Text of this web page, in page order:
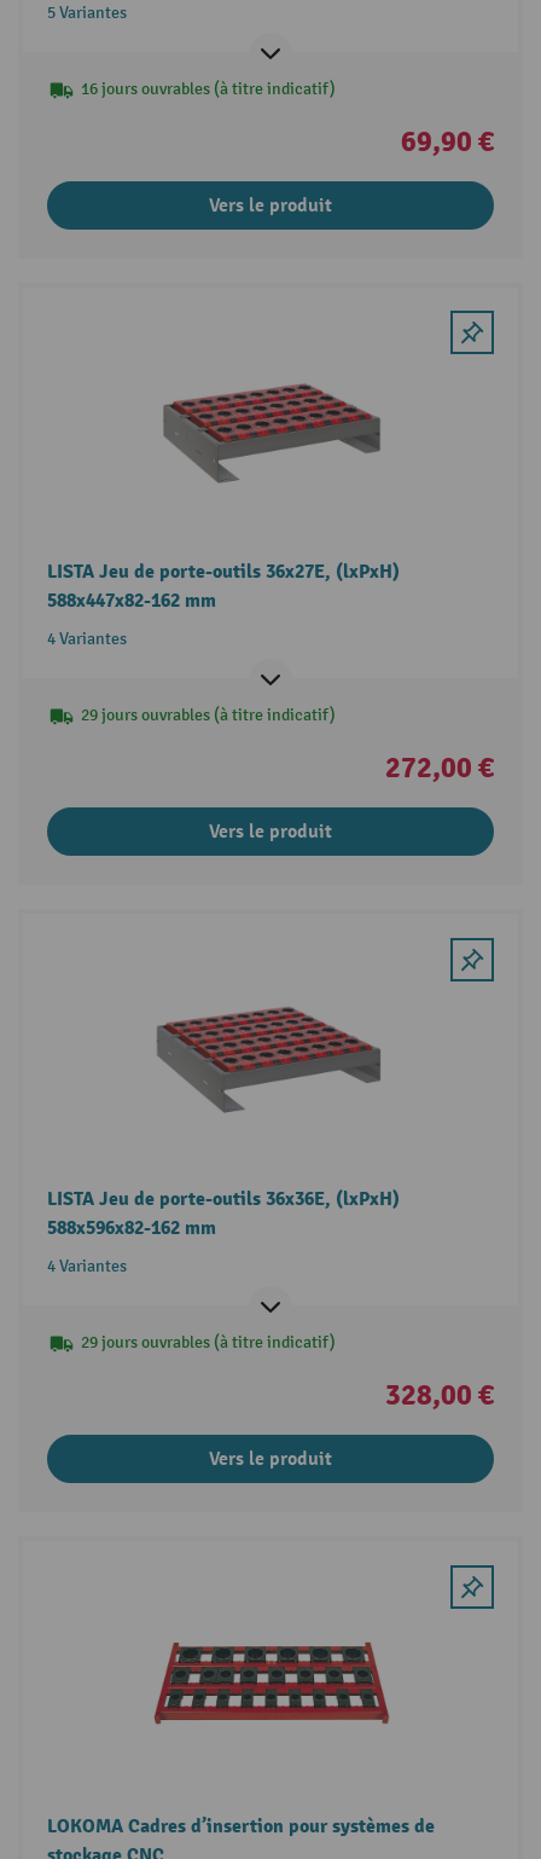
5 Variantes
16 jours ouvrables (à titre indicatif)
69,90 €
Vers le produit
LISTA Jeu de porte-outils 36x27E, (lxPxH)
588x447x82-162 mm
4 Variantes
29 jours ouvrables (à titre indicatif)
272,00 €
Vers le produit
LISTA Jeu de porte-outils 36x36E, (lxPxH)
588x596x82-162 mm
4 Variantes
29 jours ouvrables (à titre indicatif)
328,00 €
Vers le produit
LOKOMA Cadres d’insertion pour systèmes de